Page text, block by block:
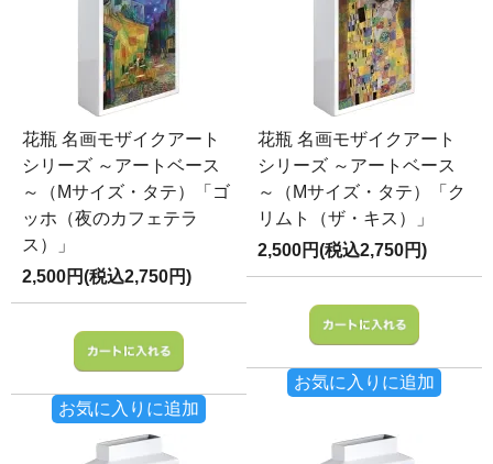
花瓶 名画モザイクアート
シリーズ ～アートベース
～（Mサイズ・タテ）「ゴ
ッホ（夜のカフェテラ
ス）」
2,500円(税込2,750円)
お気に入りに追加
花瓶 名画モザイクアート
シリーズ ～アートベース
～（Mサイズ・タテ）「ク
リムト（ザ・キス）」
2,500円(税込2,750円)
お気に入りに追加